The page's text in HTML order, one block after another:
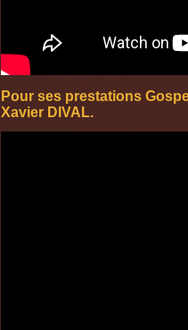
Pour ses prestations
Xavier DIVAL.